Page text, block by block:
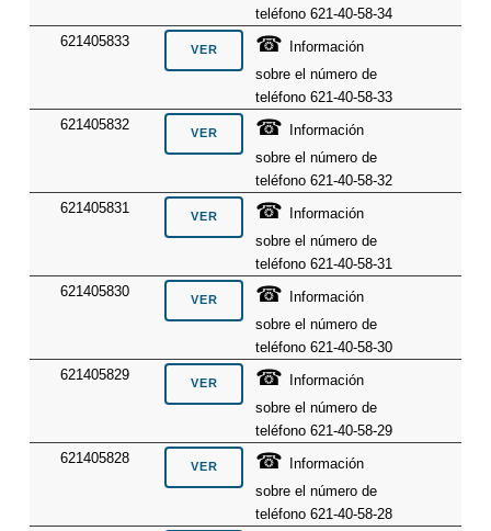
teléfono 621-40-58-34
621405833
☎
Información
sobre el número de
teléfono 621-40-58-33
621405832
☎
Información
sobre el número de
teléfono 621-40-58-32
621405831
☎
Información
sobre el número de
teléfono 621-40-58-31
621405830
☎
Información
sobre el número de
teléfono 621-40-58-30
621405829
☎
Información
sobre el número de
teléfono 621-40-58-29
621405828
☎
Información
sobre el número de
teléfono 621-40-58-28